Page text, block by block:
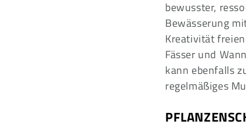
bewusster,
Bewässerung
Kreativität
Fässer und
kann ebenfalls
regelmäßiges